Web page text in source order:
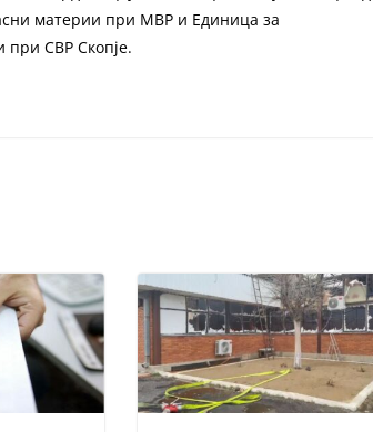
материи при МВР и Единица за
при СВР Скопје.